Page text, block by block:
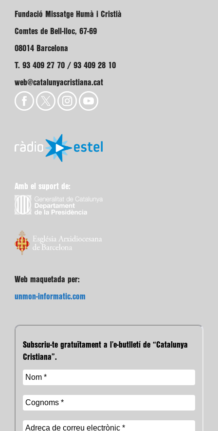
Fundació Missatge Humà i Cristià
Comtes de Bell-lloc, 67-69
08014 Barcelona
T. 93 409 27 70 / 93 409 28 10
web@catalunyacristiana.cat
Amb el suport de:
Web maquetada per:
unmon-informatic.com
Subscriu-te gratuïtament a l’e-butlletí de “Catalunya
Cristiana”.